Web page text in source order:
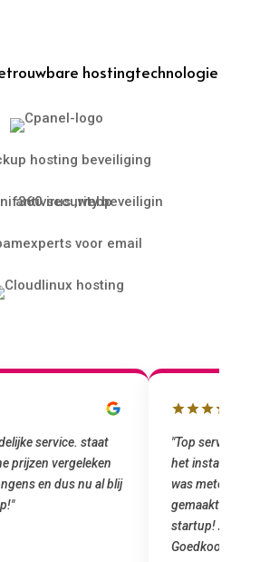
hostingtechnologie
service. staat
prijzen vergeleken
en dus nu al blij
"Top service. Ik
het installeren
was meteen
gemaakt. Top
startup! Zeker
Goedkoop en